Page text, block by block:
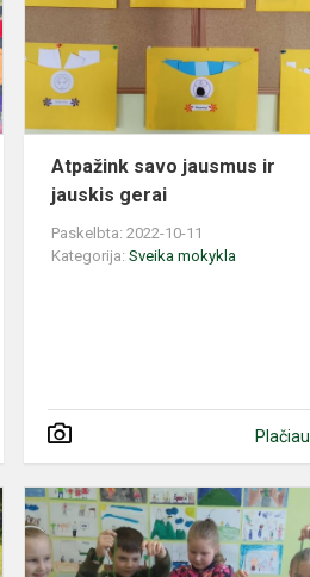
mityba
-
puikus
pasirinkimas
Atpažink savo jausmus ir
jauskis gerai
Paskelbta: 2022-10-11
Kategorija:Sveika mokykla
Plačiau
“Sveikas
žmogus
-